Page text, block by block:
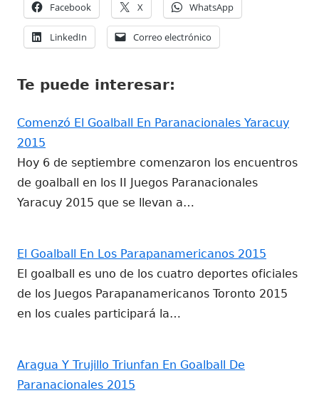
Facebook
en
X
en
una
WhatsApp
en
LinkedIn
en
ventana
Correo electrónico
en
Te puede interesar:
Comenzó El Goalball En Paranacionales Yaracuy
2015
Hoy 6 de septiembre comenzaron los encuentros
de goalball en los II Juegos Paranacionales
Yaracuy 2015 que se llevan a…
El Goalball En Los Parapanamericanos 2015
El goalball es uno de los cuatro deportes oficiales
de los Juegos Parapanamericanos Toronto 2015
en los cuales participará la…
Aragua Y Trujillo Triunfan En Goalball De
Paranacionales 2015